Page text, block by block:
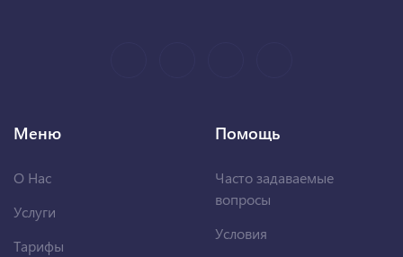
Меню
О Нас
Услуги
Тарифы
Помощь
Часто задаваемые
вопросы
Условия